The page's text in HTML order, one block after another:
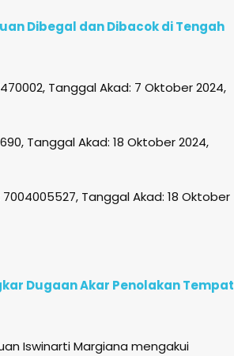
Dibegal dan Dibacok di Tengah
Tanggal Akad: 7 Oktober 2024,
Tanggal Akad: 18 Oktober 2024,
Tanggal Akad: 18 Oktober
Dugaan Akar Penolakan Tempat
Iswinarti Margiana mengakui